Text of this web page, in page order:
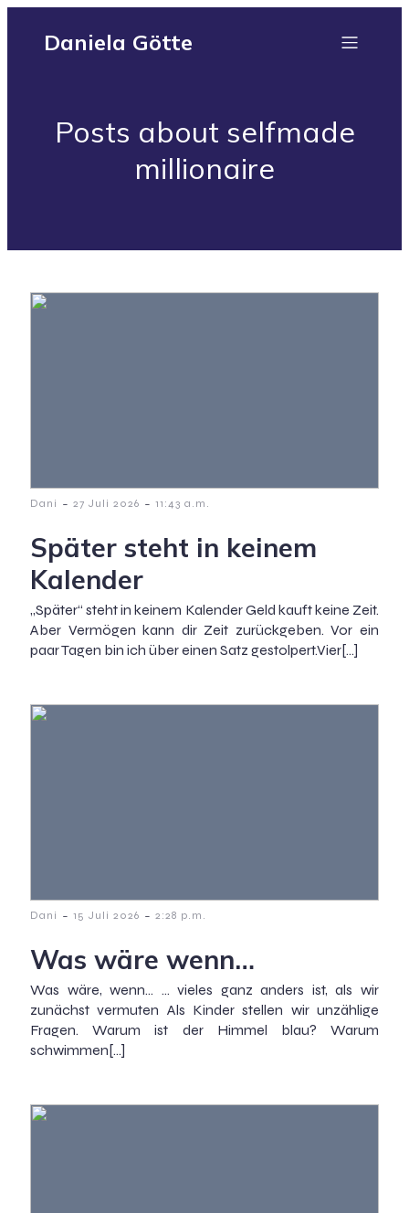
Daniela Götte
Posts about selfmade
millionaire
Dani - 27 Juli 2026 - 11:43 a.m.
Später steht in keinem
Kalender
„Später“ steht in keinem Kalender Geld kauft keine Zeit.
Aber Vermögen kann dir Zeit zurückgeben. Vor ein
paar Tagen bin ich über einen Satz gestolpert.Vier[…]
Dani - 15 Juli 2026 - 2:28 p.m.
Was wäre wenn…
Was wäre, wenn… … vieles ganz anders ist, als wir
zunächst vermuten Als Kinder stellen wir unzählige
Fragen. Warum ist der Himmel blau? Warum
schwimmen[…]